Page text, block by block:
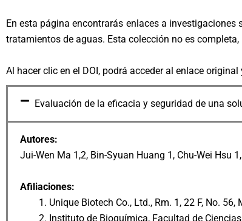
En esta página encontrarás enlaces a
tratamientos de aguas. Esta colección no es
Al hacer clic en el DOI, podrá acceder al enlace
Evaluación de la eficacia y seguridad de una
Autores:
Jui-Wen Ma 1,2, Bin-Syuan Huang 1, Chu-Wei Hsu
Afiliaciones:
Unique Biotech Co., Ltd., Rm. 1, 22 F, No.
Instituto de Bioquímica, Facultad de